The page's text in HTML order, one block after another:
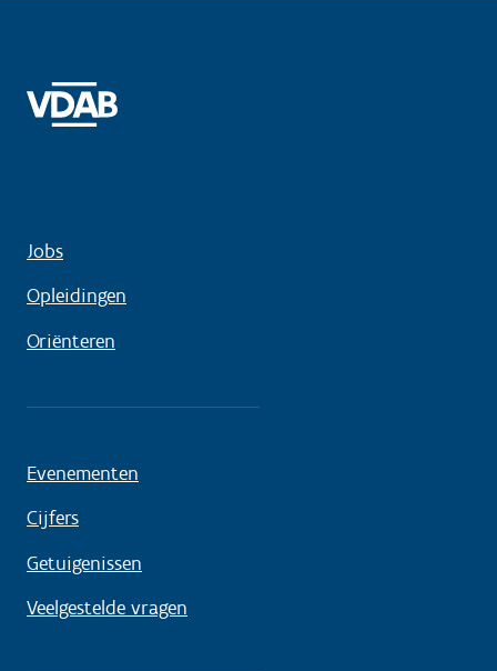
Jobs
Opleidingen
Oriënteren
Evenementen
Cijfers
Getuigenissen
Veelgestelde vragen